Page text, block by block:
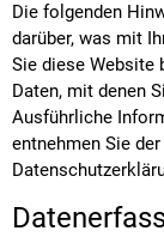
Die folgenden
darüber, was mit
Sie diese Website
Daten, mit denen
Ausführliche
entnehmen Sie